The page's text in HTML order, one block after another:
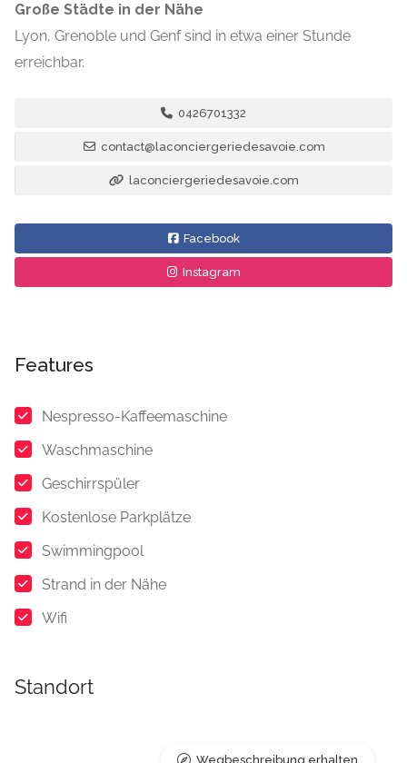
Große Städte in der Nähe
Lyon, Grenoble und Genf sind in etwa einer Stunde
erreichbar.
0426701332
contact@laconciergeriedesavoie.com
laconciergeriedesavoie.com
Facebook
Instagram
Features
Nespresso-Kaffeemaschine
Waschmaschine
Geschirrspüler
Kostenlose Parkplätze
Swimmingpool
Strand in der Nähe
Wifi
Standort
Wegbeschreibung erhalten